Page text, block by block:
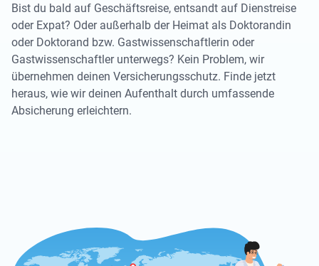
Bist du bald auf Geschäftsreise, entsandt auf Dienstreise
oder Expat? Oder außerhalb der Heimat als Doktorandin
oder Doktorand bzw. Gastwissenschaftlerin oder
Gastwissenschaftler unterwegs? Kein Problem, wir
übernehmen deinen Versicherungsschutz. Finde jetzt
heraus, wie wir deinen Aufenthalt durch umfassende
Absicherung erleichtern.